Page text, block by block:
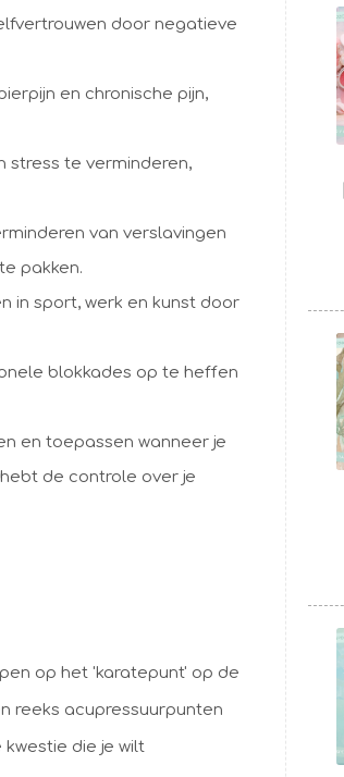
door negatieve
en chronische pijn,
stress te verminderen,
van verslavingen
pakken.
in sport, werk en kunst door
blokkades op te heffen
en toepassen wanneer je
de controle over je
op het 'karatepunt' op de
reeks acupressuurpunten
die je wilt